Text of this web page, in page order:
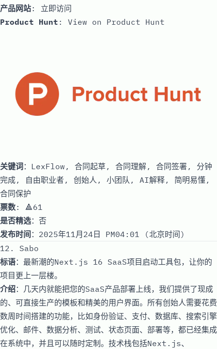
产品网站: 立即访问
Product Hunt : View on Product Hunt
关键词 ：LexFlow, 合同起草, 合同理解, 合同签署, 分钟
完成, 自由职业者, 创始人, 小团队, AI解释, 简明易懂,
合同保护
票数: 🔺61
是否精选：否
发布时间 ：2025年11月24日 PM04:01 (北京时间)
12. Sabo
标语：最新潮的Next.js 16 SaaS项目启动工具包，让你的
项目更上一层楼。
介绍：几天内就能把您的SaaS产品部署上线，我们提供了现成
的、可直接生产的模板和精美的用户界面。所有创始人需要花费
数周时间搭建的功能，比如身份验证、支付、数据库、搜索引擎
优化、邮件、数据分析、测试、状态页面、部署等，都已经集成
在系统中，并且可以随时定制。技术栈包括Next.js、